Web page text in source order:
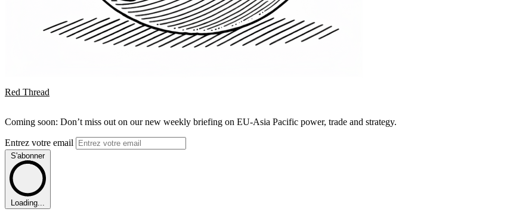
Red Thread
Coming soon: Don’t miss out on our new weekly briefing on EU-Asia Pacific power, trade and strategy.
Entrez votre email
S'abonner
Loading...